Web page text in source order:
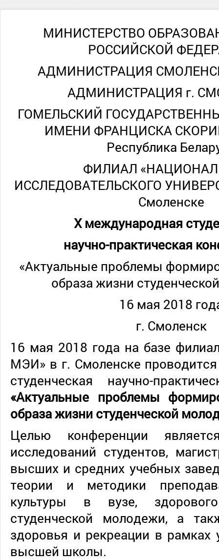
МИНИСТЕРСТВО
РОССИЙСКОЙ
АДМИНИСТРАЦИЯ
АДМИНИСТРАЦИЯ г.
ГОМЕЛЬСКИЙ
ИМЕНИ ФРАНЦИСКА
Республика
ФИЛИАЛ
ИССЛЕДОВАТЕЛЬСКОГО
Смоленске
Х международная
научно-практическая
«Актуальные проблемы
образа жизни
16 мая 2018
г. Смоленск
16 мая 2018 года на базе
МЭИ» в г. Смоленске
студенческая научно-
«Актуальные проблемы
образа жизни студенческой
Целью конференции
исследований студентов,
высших и средних учебных
теории и методики
культуры в вузе,
студенческой молодежи, а
здоровья и рекреации в рамках
высшей школы.